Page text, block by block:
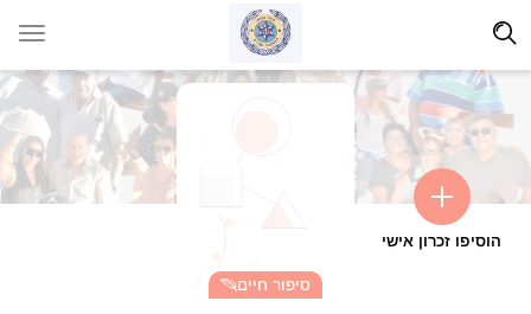
הוסיפו זכרון אישי
סיפור חיים